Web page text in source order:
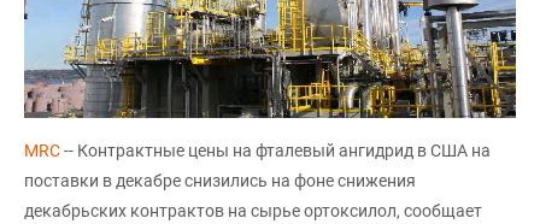
MRC-- Контрактные цены на фталевый ангидрид в США на
поставки в декабре снизились на фоне снижения
декабрьских контрактов на сырье ортоксилол, сообщает